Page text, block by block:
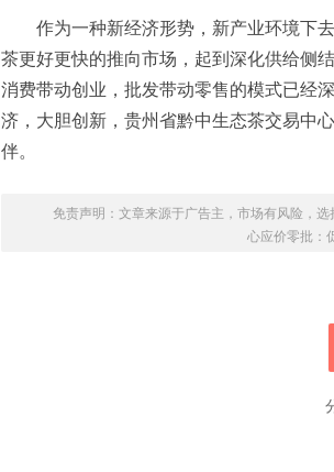
作为一种新经济形势，新产业环境下去
茶更好更快的推向市场，起到深化供给侧
消费带动创业，批发带动零售的模式已经
济，大胆创新，贵州省黔中生态茶交易中
伴。
免责声明：文章来源于广告主，市场有风险，
心应价零批：